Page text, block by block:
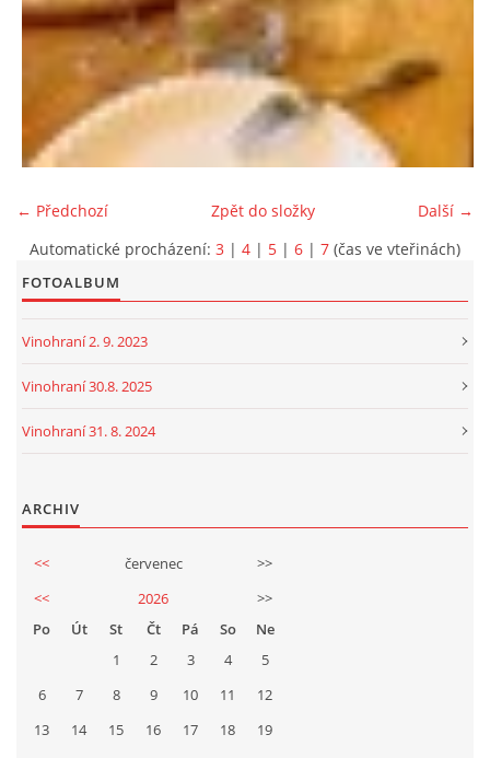
← Předchozí Další →
Zpět do složky
Automatické procházení: 3 | 4 | 5 | 6 | 7 (čas ve vteřinách)
FOTOALBUM
Vinohraní 2. 9. 2023
Vinohraní 30.8. 2025
Vinohraní 31. 8. 2024
ARCHIV
<< červenec
>>
<<
2026
>>
Po
Út St Čt Pá So
Ne
1
2 3 4
5
6
7 8 9 10 11
12
13
14 15 16 17 18
19